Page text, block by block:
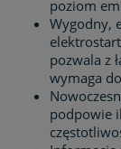
poziom
Wygodny,
pozwala z
wymaga
podpowie